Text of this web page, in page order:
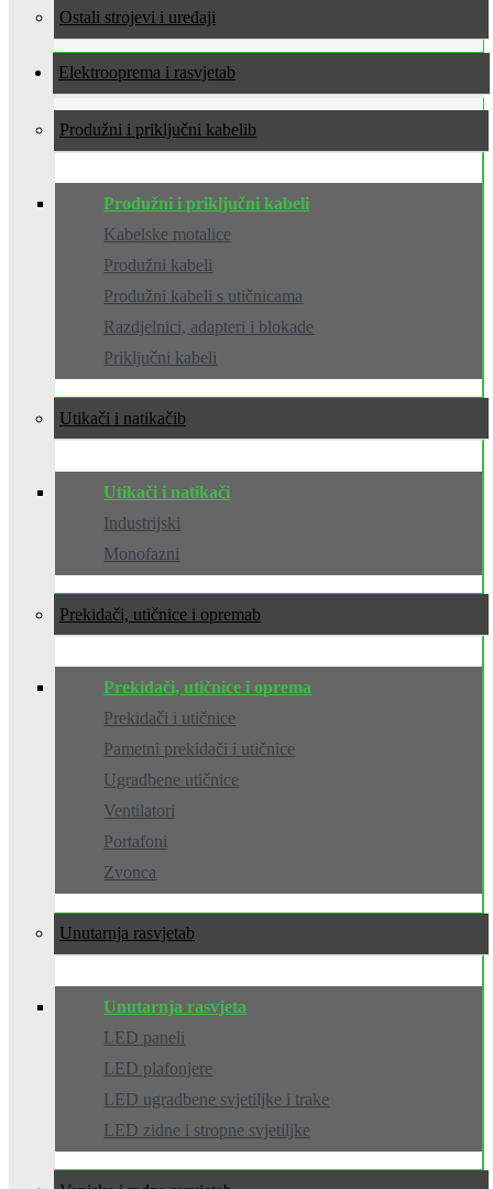
Ostali strojevi i uređaji
Elektrooprema i rasvjeta
Produžni i priključni kabeli
Produžni i priključni kabeli
Kabelske motalice
Produžni kabeli
Produžni kabeli s utičnicama
Razdjelnici, adapteri i blokade
Priključni kabeli
Utikači i natikači
Utikači i natikači
Industrijski
Monofazni
Prekidači, utičnice i oprema
Prekidači, utičnice i oprema
Prekidači i utičnice
Pametni prekidači i utičnice
Ugradbene utičnice
Ventilatori
Portafoni
Zvonca
Unutarnja rasvjeta
Unutarnja rasvjeta
LED paneli
LED plafonjere
LED ugradbene svjetiljke i trake
LED zidne i stropne svjetiljke